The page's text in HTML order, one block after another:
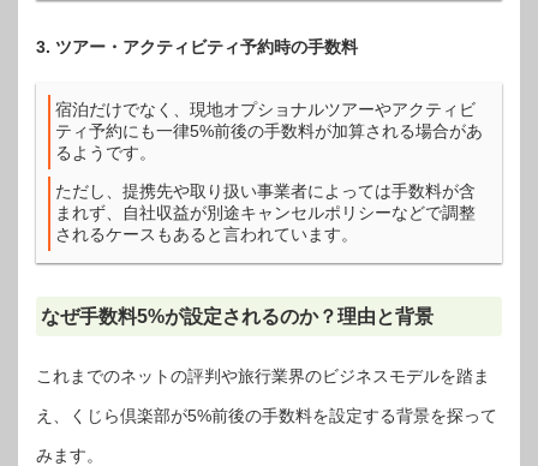
3. ツアー・アクティビティ予約時の手数料
宿泊だけでなく、現地オプショナルツアーやアクティビ
ティ予約にも一律5%前後の手数料が加算される場合があ
るようです。
ただし、提携先や取り扱い事業者によっては手数料が含
まれず、自社収益が別途キャンセルポリシーなどで調整
されるケースもあると言われています。
なぜ手数料5%が設定されるのか？理由と背景
これまでのネットの評判や旅行業界のビジネスモデルを踏ま
え、くじら倶楽部が5%前後の手数料を設定する背景を探って
みます。